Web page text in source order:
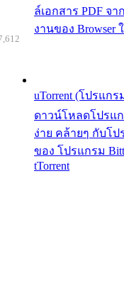
ล์เอกสาร PDF จ
งานของ Browser
uTorrent (โปรแก
ดาวน์โหลดโปรแก
ง่าย คล้ายๆ กับโ
ของ โปรแกรม
tTorrent